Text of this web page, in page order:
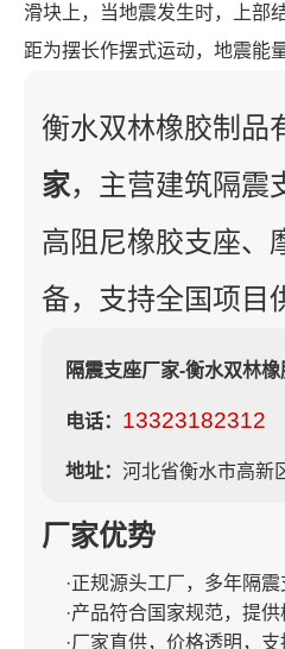
滑块上，当地震发生时，上部
距为摆长作摆式运动，地震能
衡水双林橡胶制品
家，主营建筑隔震
高阻尼橡胶支座、
备，支持全国项目
隔震支座厂家-衡水双林
电话： 13323182312
地址： 河北省衡水市高新
厂家优势
·正规源头工厂，多年隔
·产品符合国家规范，提
·厂家直供，价格透明，